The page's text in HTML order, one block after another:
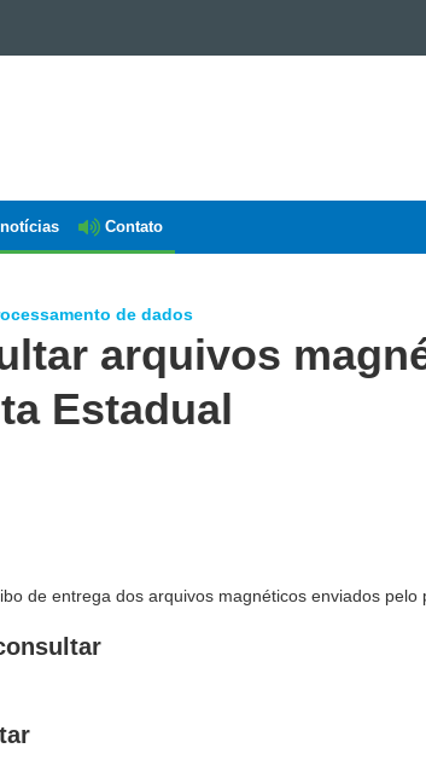
Contato
de dados
arquivos
Estadual
de entrega dos arquivos magnéticos enviados pelo